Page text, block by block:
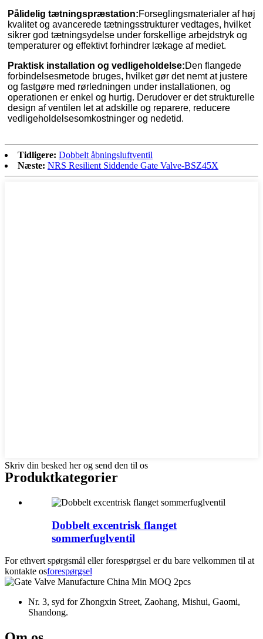
Pålidelig tætningspræstation:Forseglingsmaterialer af høj
kvalitet og avancerede tætningsstrukturer vedtages, hvilket
sikrer god tætningsydelse under forskellige arbejdstryk og
temperaturer og effektivt forhindrer lækage af mediet.
Praktisk installation og vedligeholdelse:Den flangede
forbindelsesmetode bruges, hvilket gør det nemt at justere
og fastgøre med rørledningen under installationen, og
operationen er enkel og hurtig. Derudover er det strukturelle
design af ventilen let at adskille og reparere, reducere
vedligeholdelsesomkostninger og nedetid.
Tidligere: Dobbelt åbningsluftventil
Næste: NRS Resilient Siddende Gate Valve-BSZ45X
Skriv din besked her og send den til os
Produktkategorier
Dobbelt excentrisk flanget
sommerfuglventil
For ethvert spørgsmål eller forespørgsel er du bare velkommen til at
kontakte osforespørgsel
Nr. 3, syd for Zhongxin Street, Zaohang, Mishui, Gaomi,
Shandong.